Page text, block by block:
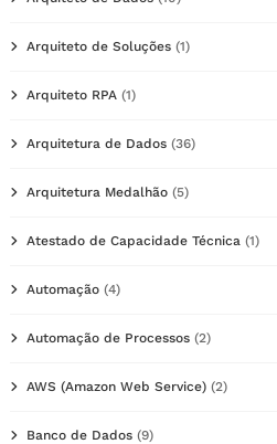
Arquiteto de Soluções (1)
Arquiteto RPA (1)
Arquitetura de Dados (36)
Arquitetura Medalhão (5)
Atestado de Capacidade Técnica (1)
Automação (4)
Automação de Processos (2)
AWS (Amazon Web Service) (2)
Banco de Dados (9)